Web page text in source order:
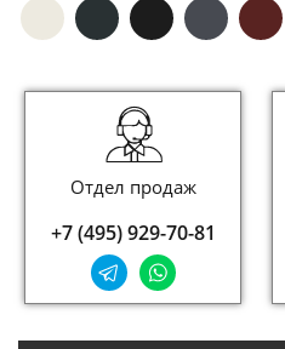
Отдел продаж
+7 (495) 929-70-81